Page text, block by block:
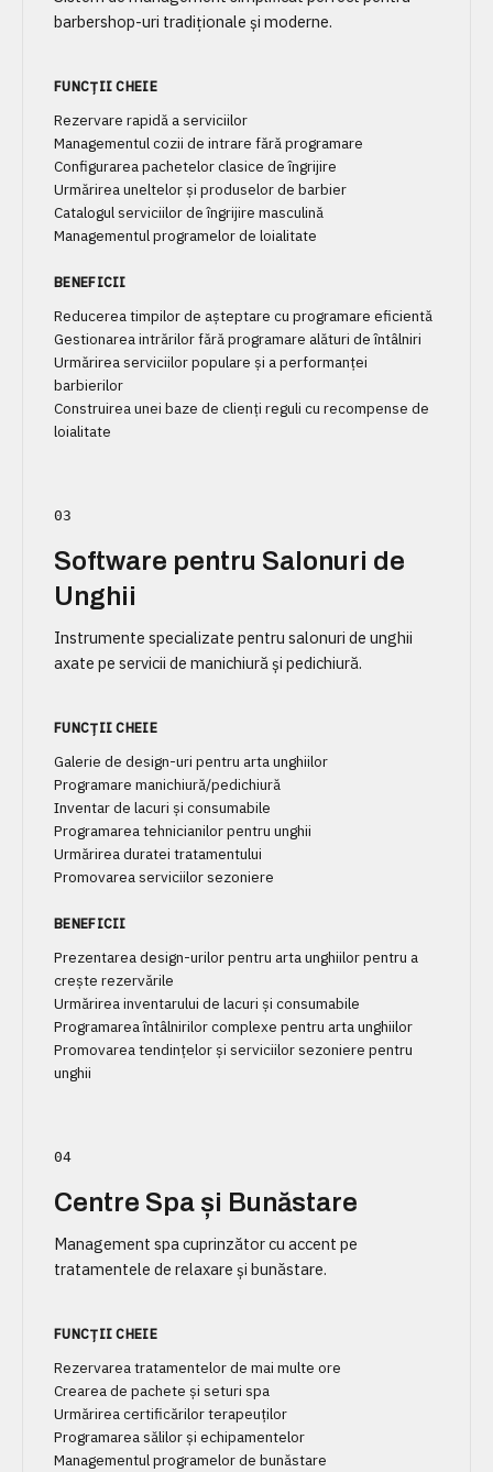
barbershop-uri tradiționale și moderne.
FUNCȚII CHEIE
Rezervare rapidă a serviciilor
Managementul cozii de intrare fără programare
Configurarea pachetelor clasice de îngrijire
Urmărirea uneltelor și produselor de barbier
Catalogul serviciilor de îngrijire masculină
Managementul programelor de loialitate
BENEFICII
Reducerea timpilor de așteptare cu programare eficientă
Gestionarea intrărilor fără programare alături de întâlniri
Urmărirea serviciilor populare și a performanței
barbierilor
Construirea unei baze de clienți reguli cu recompense de
loialitate
03
Software pentru Salonuri de
Unghii
Instrumente specializate pentru salonuri de unghii
axate pe servicii de manichiură și pedichiură.
FUNCȚII CHEIE
Galerie de design-uri pentru arta unghiilor
Programare manichiură/pedichiură
Inventar de lacuri și consumabile
Programarea tehnicianilor pentru unghii
Urmărirea duratei tratamentului
Promovarea serviciilor sezoniere
BENEFICII
Prezentarea design-urilor pentru arta unghiilor pentru a
crește rezervările
Urmărirea inventarului de lacuri și consumabile
Programarea întâlnirilor complexe pentru arta unghiilor
Promovarea tendințelor și serviciilor sezoniere pentru
unghii
04
Centre Spa și Bunăstare
Management spa cuprinzător cu accent pe
tratamentele de relaxare și bunăstare.
FUNCȚII CHEIE
Rezervarea tratamentelor de mai multe ore
Crearea de pachete și seturi spa
Urmărirea certificărilor terapeuților
Programarea sălilor și echipamentelor
Managementul programelor de bunăstare